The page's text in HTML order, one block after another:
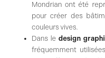
Mondrian ont été
pour créer des
couleurs vives.
Dans le design
fréquemment